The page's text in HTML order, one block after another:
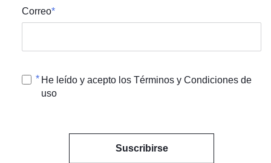
Correo
He leído y acepto los Términos y Condiciones de
uso
Suscribirse